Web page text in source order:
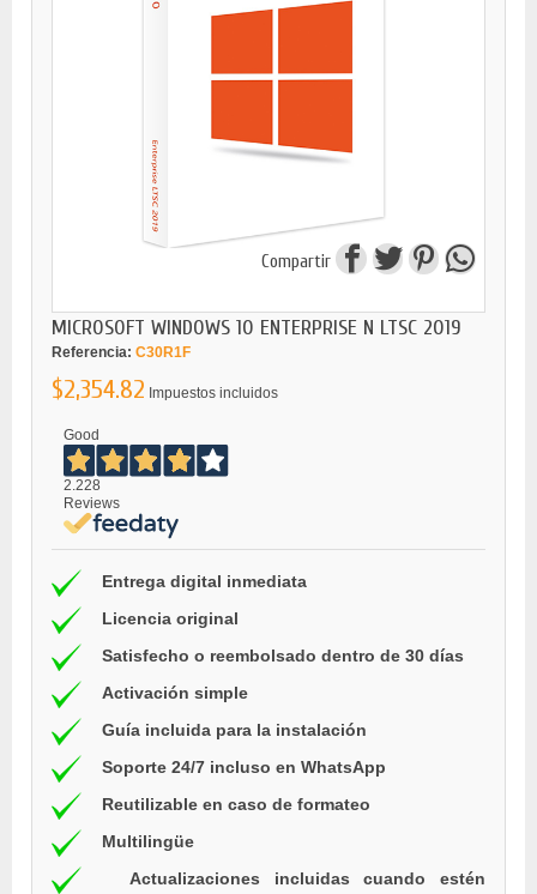
Compartir
MICROSOFT WINDOWS 10 ENTERPRISE N LTSC 2019
Referencia: C30R1F
$2,354.82 Impuestos incluidos
Good
2.228
Reviews
Entrega digital inmediata
Licencia original
Satisfecho o reembolsado dentro de 30 días
Activación simple
Guía incluida para la instalación
Soporte 24/7 incluso en WhatsApp
Reutilizable en caso de formateo
Multilingüe
Actualizaciones incluidas cuando estén